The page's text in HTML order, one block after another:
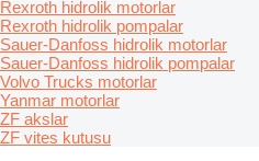
Rexroth hidrolik motorlar
Rexroth hidrolik pompalar
Sauer-Danfoss hidrolik motorlar
Sauer-Danfoss hidrolik pompalar
Volvo Trucks motorlar
Yanmar motorlar
ZF akslar
ZF vites kutusu